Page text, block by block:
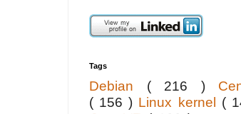
Tags
Debian ( 216 )
( 156 ) Linux kernel (